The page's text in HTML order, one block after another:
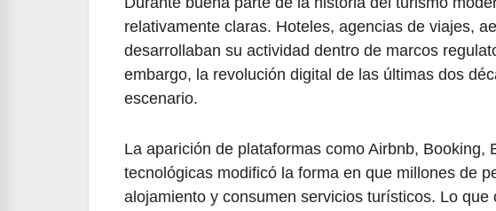
relativamente claras. Hoteles, agencias de viajes,
desarrollaban su actividad dentro de marcos
embargo, la revolución digital de las últimas dos
escenario.
La aparición de plataformas como Airbnb, Booking,
tecnológicas modificó la forma en que millones de
alojamiento y consumen servicios turísticos. Lo